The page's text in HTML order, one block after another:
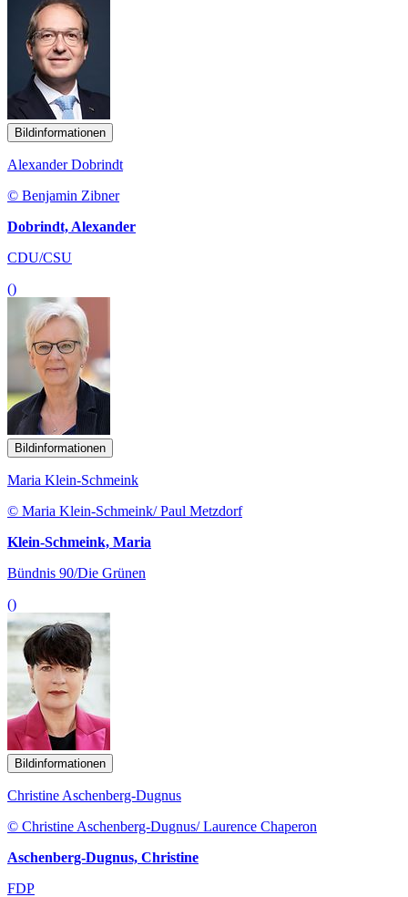
Bildinformationen
Alexander Dobrindt
© Benjamin Zibner
Dobrindt, Alexander
CDU/CSU
()
Bildinformationen
Maria Klein-Schmeink
© Maria Klein-Schmeink/ Paul Metzdorf
Klein-Schmeink, Maria
Bündnis 90/Die Grünen
()
Bildinformationen
Christine Aschenberg-Dugnus
© Christine Aschenberg-Dugnus/ Laurence Chaperon
Aschenberg-Dugnus, Christine
FDP